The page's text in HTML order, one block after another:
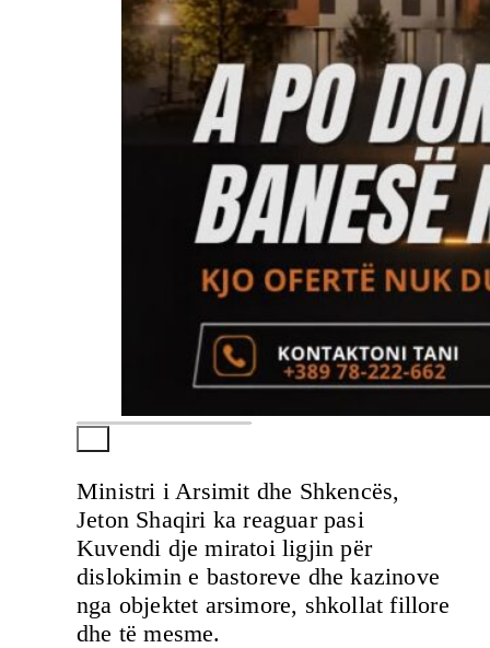
Ministri i Arsimit dhe Shkencës,
Jeton Shaqiri ka reaguar pasi
Kuvendi dje miratoi ligjin për
dislokimin e bastoreve dhe kazinove
nga objektet arsimore, shkollat fillore
dhe të mesme.